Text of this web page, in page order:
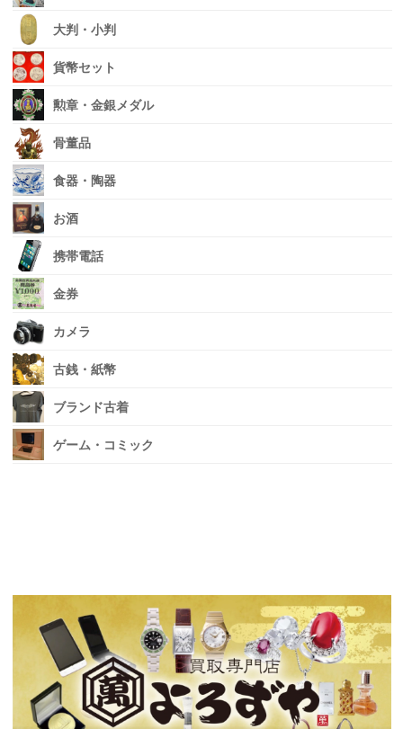
大判・小判
貨幣セット
勲章・金銀メダル
骨董品
食器・陶器
お酒
携帯電話
金券
カメラ
古銭・紙幣
ブランド古着
ゲーム・コミック